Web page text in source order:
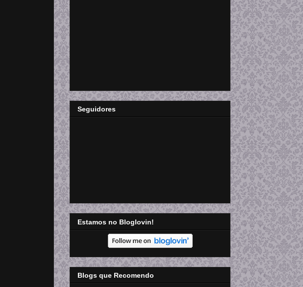
Seguidores
Estamos no Bloglovin!
Blogs que Recomendo